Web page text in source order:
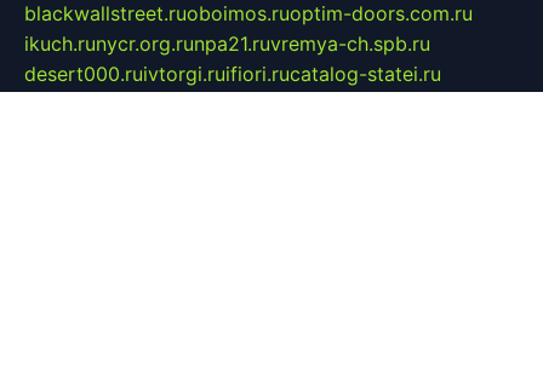
blackwallstreet.ruoboimos.ruoptim-doors.com.ru
ikuch.runycr.org.runpa21.ruvremya-ch.spb.ru
desert000.ruivtorgi.ruifiori.rucatalog-statei.ru